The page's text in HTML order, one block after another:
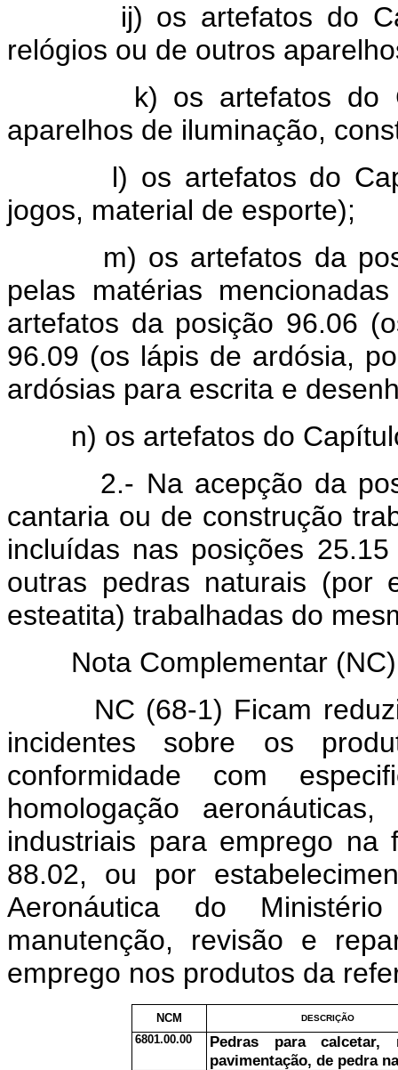
ij) os artefatos do
relógios ou de outros
k) os artefatos do
aparelhos de iluminação,
l) os artefatos do
jogos, material de esporte);
m) os artefatos da
pelas matérias
artefatos da posição 96.06
96.09 (os lápis de ardósia,
ardósias para escrita e
n) os artefatos do Capítulo
2.- Na acepção da
cantaria ou de construção
incluídas nas posições
outras pedras naturais (por
esteatita) trabalhadas do
Nota Complementar (NC)
NC (68-1) Ficam
incidentes sobre os
conformidade com
homologação
industriais para emprego na
88.02, ou por
Aeronáutica do
manutenção, revisão e
emprego nos produtos da
NCM DESCRIÇÃO
6801.00.00
Pedras para
pavimentação, de pedra